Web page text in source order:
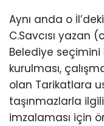
Aynı anda o
C.Savcısı yazan
Belediye seçimini
kurulması,
olan Tarikatlara
taşınmazlarla
imzalaması için